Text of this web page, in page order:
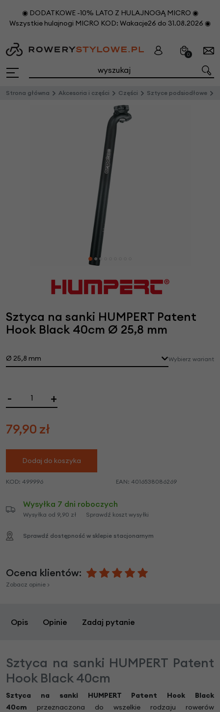
◉ DODATKOWE -10% LATO Z HULAJNOGĄ MICRO ◉
Wszystkie hulajnogi MICRO KOD: Wakacje26 do 31.08.2026 ◉
0
Strona główna Akcesoria i części Części Sztyce podsiodłowe
Sztyca na sanki HUMPERT Patent
Hook Black 40cm Ø 25,8 mm
Ø 25,8 mm Wybierz wariant
- +
79,90 zł
Dodaj do koszyka
KOD: 499996 EAN: 4016538086269
Wysyłka 7 dni roboczych
Wysyłka od 9,90 zł Sprawdź koszt wysyłki
Sprawdź dostępność w sklepie stacjonarnym
Ocena klientów:
Zobacz opinie >
Opis Opinie Zadaj pytanie
Sztyca na sanki HUMPERT Patent
Hook Black 40cm
Sztyca na sanki HUMPERT Patent Hook Black
40cm przeznaczona do wszelkie rodzaju rowerów